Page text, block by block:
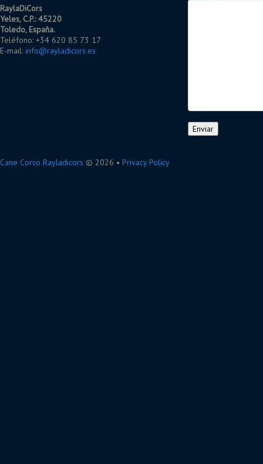
RaylaDiCors
Yeles, C.P.: 45220
Toledo, España.
Teléfono: +34 620 85 73 17
E-mail: info@rayladicors.es
Cane Corso Rayladicors © 2026 • Privacy Policy